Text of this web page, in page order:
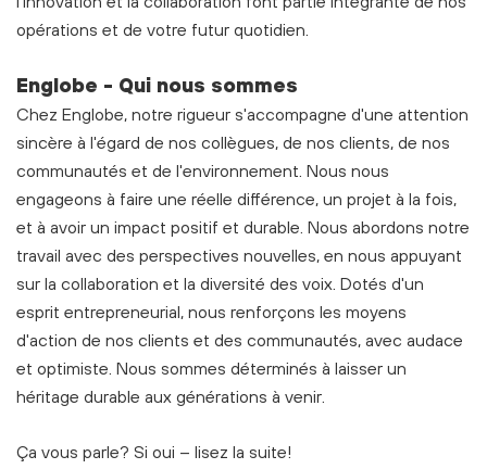
opérations et de votre futur quotidien.
Englobe - Qui nous sommes
Chez Englobe, notre rigueur s'accompagne d'une attention
sincère à l'égard de nos collègues, de nos clients, de nos
communautés et de l'environnement. Nous nous
engageons à faire une réelle différence, un projet à la fois,
et à avoir un impact positif et durable. Nous abordons notre
travail avec des perspectives nouvelles, en nous appuyant
sur la collaboration et la diversité des voix. Dotés d'un
esprit entrepreneurial, nous renforçons les moyens
d'action de nos clients et des communautés, avec audace
et optimiste. Nous sommes déterminés à laisser un
héritage durable aux générations à venir.
Ça vous parle? Si oui – lisez la suite!